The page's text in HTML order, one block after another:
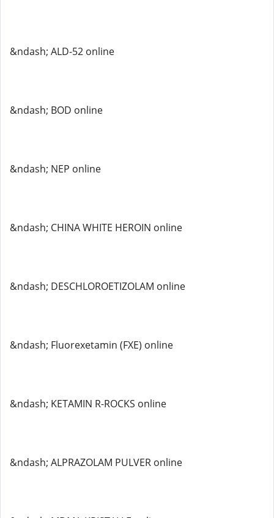
&ndash; ALD-52 online
&ndash; BOD online
&ndash; NEP online
&ndash; CHINA WHITE HEROIN online
&ndash; DESCHLOROETIZOLAM online
&ndash; Fluorexetamin (FXE) online
&ndash; KETAMIN R-ROCKS online
&ndash; ALPRAZOLAM PULVER online